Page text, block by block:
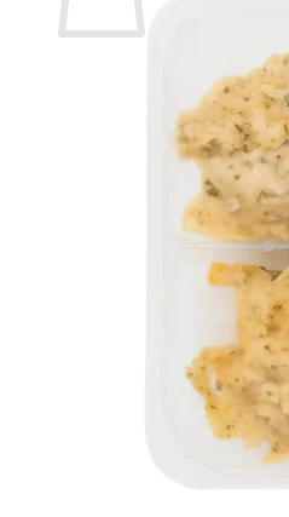
No hay productos en el carrito.
Volver a la tienda